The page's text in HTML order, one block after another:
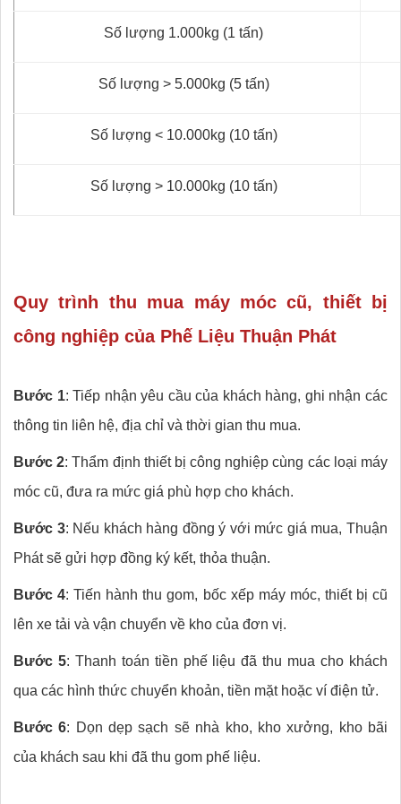
Số lượng 1.000kg (1 tấn)
Số lượng > 5.000kg (5 tấn)
Số lượng < 10.000kg (10 tấn)
Số lượng > 10.000kg (10 tấn)
Quy trình thu mua máy móc cũ, thiết bị
công nghiệp của Phế Liệu Thuận Phát
Bước 1: Tiếp nhận yêu cầu của khách hàng, ghi nhận các
thông tin liên hệ, địa chỉ và thời gian thu mua.
Bước 2: Thẩm định thiết bị công nghiệp cùng các loại máy
móc cũ, đưa ra mức giá phù hợp cho khách.
Bước 3: Nếu khách hàng đồng ý với mức giá mua, Thuận
Phát sẽ gửi hợp đồng ký kết, thỏa thuận.
Bước 4: Tiến hành thu gom, bốc xếp máy móc, thiết bị cũ
lên xe tải và vận chuyển về kho của đơn vị.
Bước 5: Thanh toán tiền phế liệu đã thu mua cho khách
qua các hình thức chuyển khoản, tiền mặt hoặc ví điện tử.
Bước 6: Dọn dẹp sạch sẽ nhà kho, kho xưởng, kho bãi
của khách sau khi đã thu gom phế liệu.